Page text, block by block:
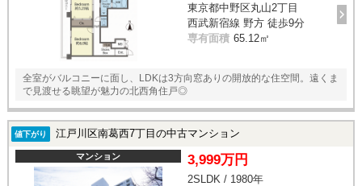
東京都中野区丸山2丁目
西武新宿線 野方 徒歩9分
専有面積 65.12㎡
全室がバルコニーに面し、LDKは3方向窓ありの開放的な住空間。遠くま
で見渡せる眺望が魅力の北西角住戸◎
値下がり 江戸川区南葛西7丁目の中古マンション
マンション 3,999万円
2SLDK / 1980年